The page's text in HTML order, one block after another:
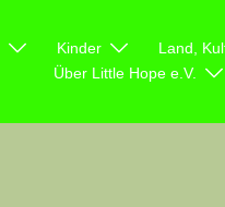
Kinder
Land,
Über Little Hope e.V.